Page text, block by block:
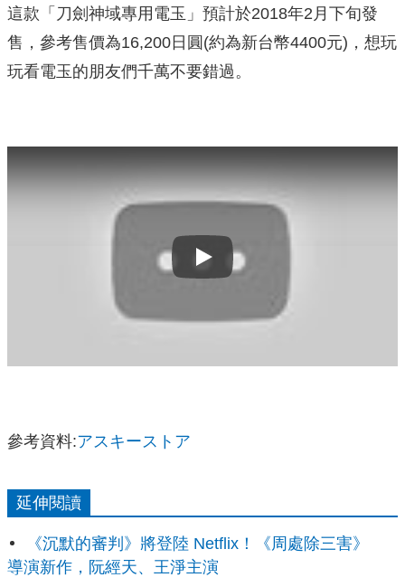
這款「刀劍神域專用電玉」預計於2018年2月下旬發
售，參考售價為16,200日圓(約為新台幣4400元)，想玩
玩看電玉的朋友們千萬不要錯過。
Play
參考資料:アスキーストア
延伸閱讀
《沉默的審判》將登陸 Netflix！《周處除三害》
導演新作，阮經天、王淨主演